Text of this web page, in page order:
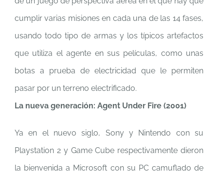
cumplir varias misiones en cada una de las 14 fases,
usando todo tipo de armas y los típicos artefactos
que utiliza el agente en sus películas, como unas
botas a prueba de electricidad que le permiten
pasar por un terreno electrificado.
La nueva generación: Agent Under Fire (2001)
Ya en el nuevo siglo, Sony y Nintendo con su
Playstation 2 y Game Cube respectivamente dieron
la bienvenida a Microsoft con su PC camuflado de